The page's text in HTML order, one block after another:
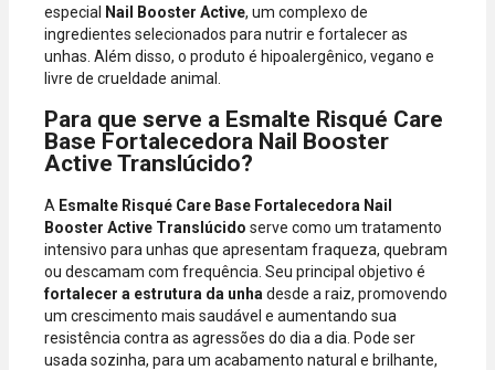
especial
Nail Booster Active, um complexo de
ingredientes selecionados para nutrir e fortalecer as
unhas. Além disso, o produto é hipoalergênico, vegano e
livre de crueldade animal.
Para que serve a Esmalte Risqué Care
Base Fortalecedora Nail Booster
Active Translúcido?
A Esmalte Risqué Care Base Fortalecedora Nail
Booster Active Translúcido serve como um tratamento
intensivo para unhas que apresentam fraqueza, quebram
ou descamam com frequência. Seu principal objetivo é
fortalecer a estrutura da unha desde a raiz, promovendo
um crescimento mais saudável e aumentando sua
resistência contra as agressões do dia a dia. Pode ser
usada sozinha, para um acabamento natural e brilhante,